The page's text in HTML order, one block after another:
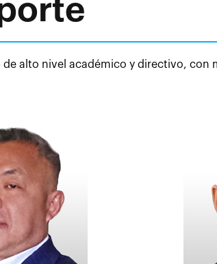
alto nivel académico y directivo, con